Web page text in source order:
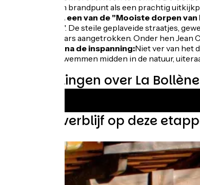
zowel een brandpunt als een prachtig
Coaraze, een van de "Mooiste dorpen
Frankrijk". De steile geplaveide straatjes,
kunstenaars aangetrokken. Onder hen
Een duik na de inspanning:Niet ver van het
heerlijk zwemmen midden in de natuur,
Beoordelingen over La
Vind uw verblijf op deze